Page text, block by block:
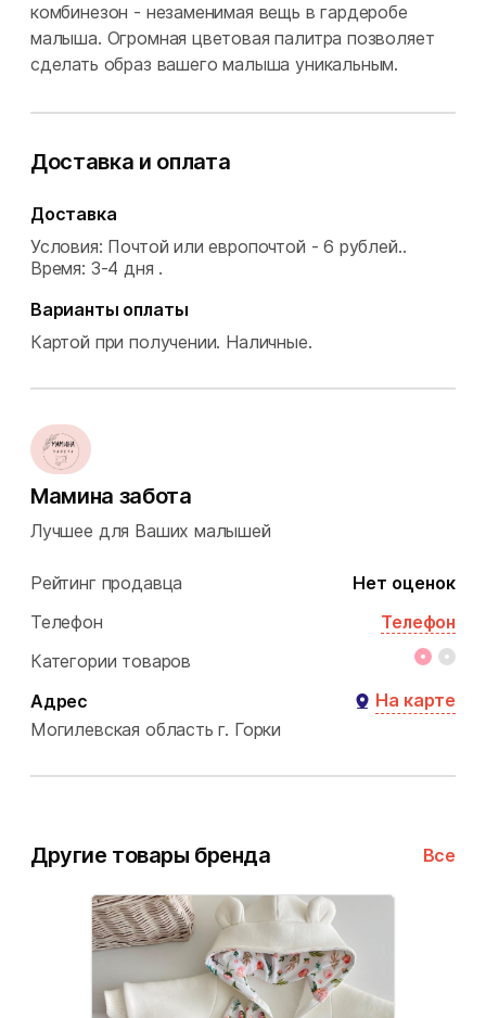
комбинезон - незаменимая вещь в гардеробе
малыша. Огромная цветовая палитра позволяет
сделать образ вашего малыша уникальным.
Доставка и оплата
Доставка
Условия: Почтой или европочтой - 6 рублей..
Время: 3-4 дня .
Варианты оплаты
Картой при получении. Наличные.
Мамина забота
Лучшее для Ваших малышей
Рейтинг продавца
Нет оценок
Телефон
Телефон
Категории товаров
Адрес
На карте
Могилевская область г. Горки
Другие товары бренда Все